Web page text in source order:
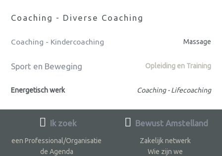
Coaching - Diverse Coaching
Coaching - Kindercoaching Massage
Sport en Beweging Opleiding en Training
Energetisch werk Coaching - Lifecoaching
Ik zoek
een Professional/Organisatie
de Agenda
Bewust Amstelland
Zakelijk netwerk
Wie zijn we